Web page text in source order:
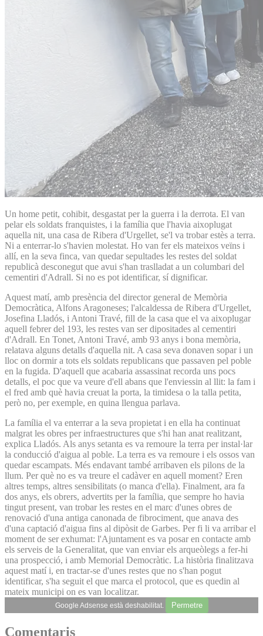
Un home petit, cohibit, desgastat per la guerra i la derrota. El van
pelar els soldats franquistes, i la família que l'havia aixoplugat
aquella nit, una casa de Ribera d'Urgellet, se'l va trobar estès a terra.
Ni a enterrar-lo s'havien molestat. Ho van fer els mateixos veïns i
allí, en la seva finca, van quedar sepultades les restes del soldat
republicà desconegut que avui s'han traslladat a un columbari del
cementiri d'Adrall. Si no es pot identificar, sí dignificar.
Aquest matí, amb presència del director general de Memòria
Democràtica, Alfons Aragoneses; l'alcaldessa de Ribera d'Urgellet,
Josefina Lladós, i Antoni Travé, fill de la casa que el va aixoplugar
aquell febrer del 193, les restes van ser dipositades al cementiri
d'Adrall. En Tonet, Antoni Travé, amb 93 anys i bona memòria,
relatava alguns detalls d'aquella nit. A casa seva donaven sopar i un
lloc on dormir a tots els soldats republicans que passaven pel poble
en la fugida. D'aquell que acabaria assassinat recorda uns pocs
detalls, el poc que va veure d'ell abans que l'enviessin al llit: la fam i
el fred amb què havia creuat la porta, la timidesa o la talla petita,
però no, per exemple, en quina llengua parlava.
La família el va enterrar a la seva propietat i en ella ha continuat
malgrat les obres per infraestructures que s'hi han anat realitzant,
explica Lladós. Als anys setanta es va remoure la terra per instal·lar
la conducció d'aigua al poble. La terra es va remoure i els ossos van
quedar escampats. Més endavant també arribaven els pilons de la
llum. Per què no es va treure el cadàver en aquell moment? Eren
altres temps, altres sensibilitats (o manca d'ella). Finalment, ara fa
dos anys, els obrers, advertits per la família, que sempre ho havia
tingut present, van trobar les restes en el marc d'unes obres de
renovació d'una antiga canonada de fibrociment, que anava des
d'una captació d'aigua fins al dipòsit de Garbes. Per fi li va arribar el
moment de ser exhumat: l'Ajuntament es va posar en contacte amb
els serveis de la Generalitat, que van enviar els arqueòlegs a fer-hi
una prospecció, i amb Memorial Democràtic. La història finalitzava
aquest matí i, en tractar-se d'unes restes que no s'han pogut
identificar, s'ha seguit el que marca el protocol, que es quedin al
mateix municipi on es van localitzar.
Google Adsense està deshabilitat. Permetre
Comentaris